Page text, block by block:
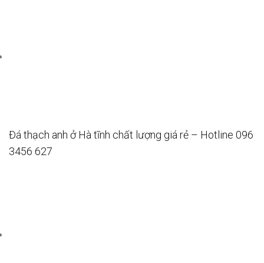
Đá thạch anh ở Hà tĩnh chất lượng giá rẻ – Hotline 096
3456 627